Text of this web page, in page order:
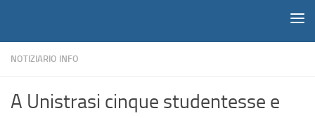
NOTIZIARIO INFO
A Unistrasi cinque studentesse e